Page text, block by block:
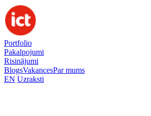
Portfolio
Pakalpojumi
Risinājumi
BlogsVakancesPar mums
EN Uzraksti